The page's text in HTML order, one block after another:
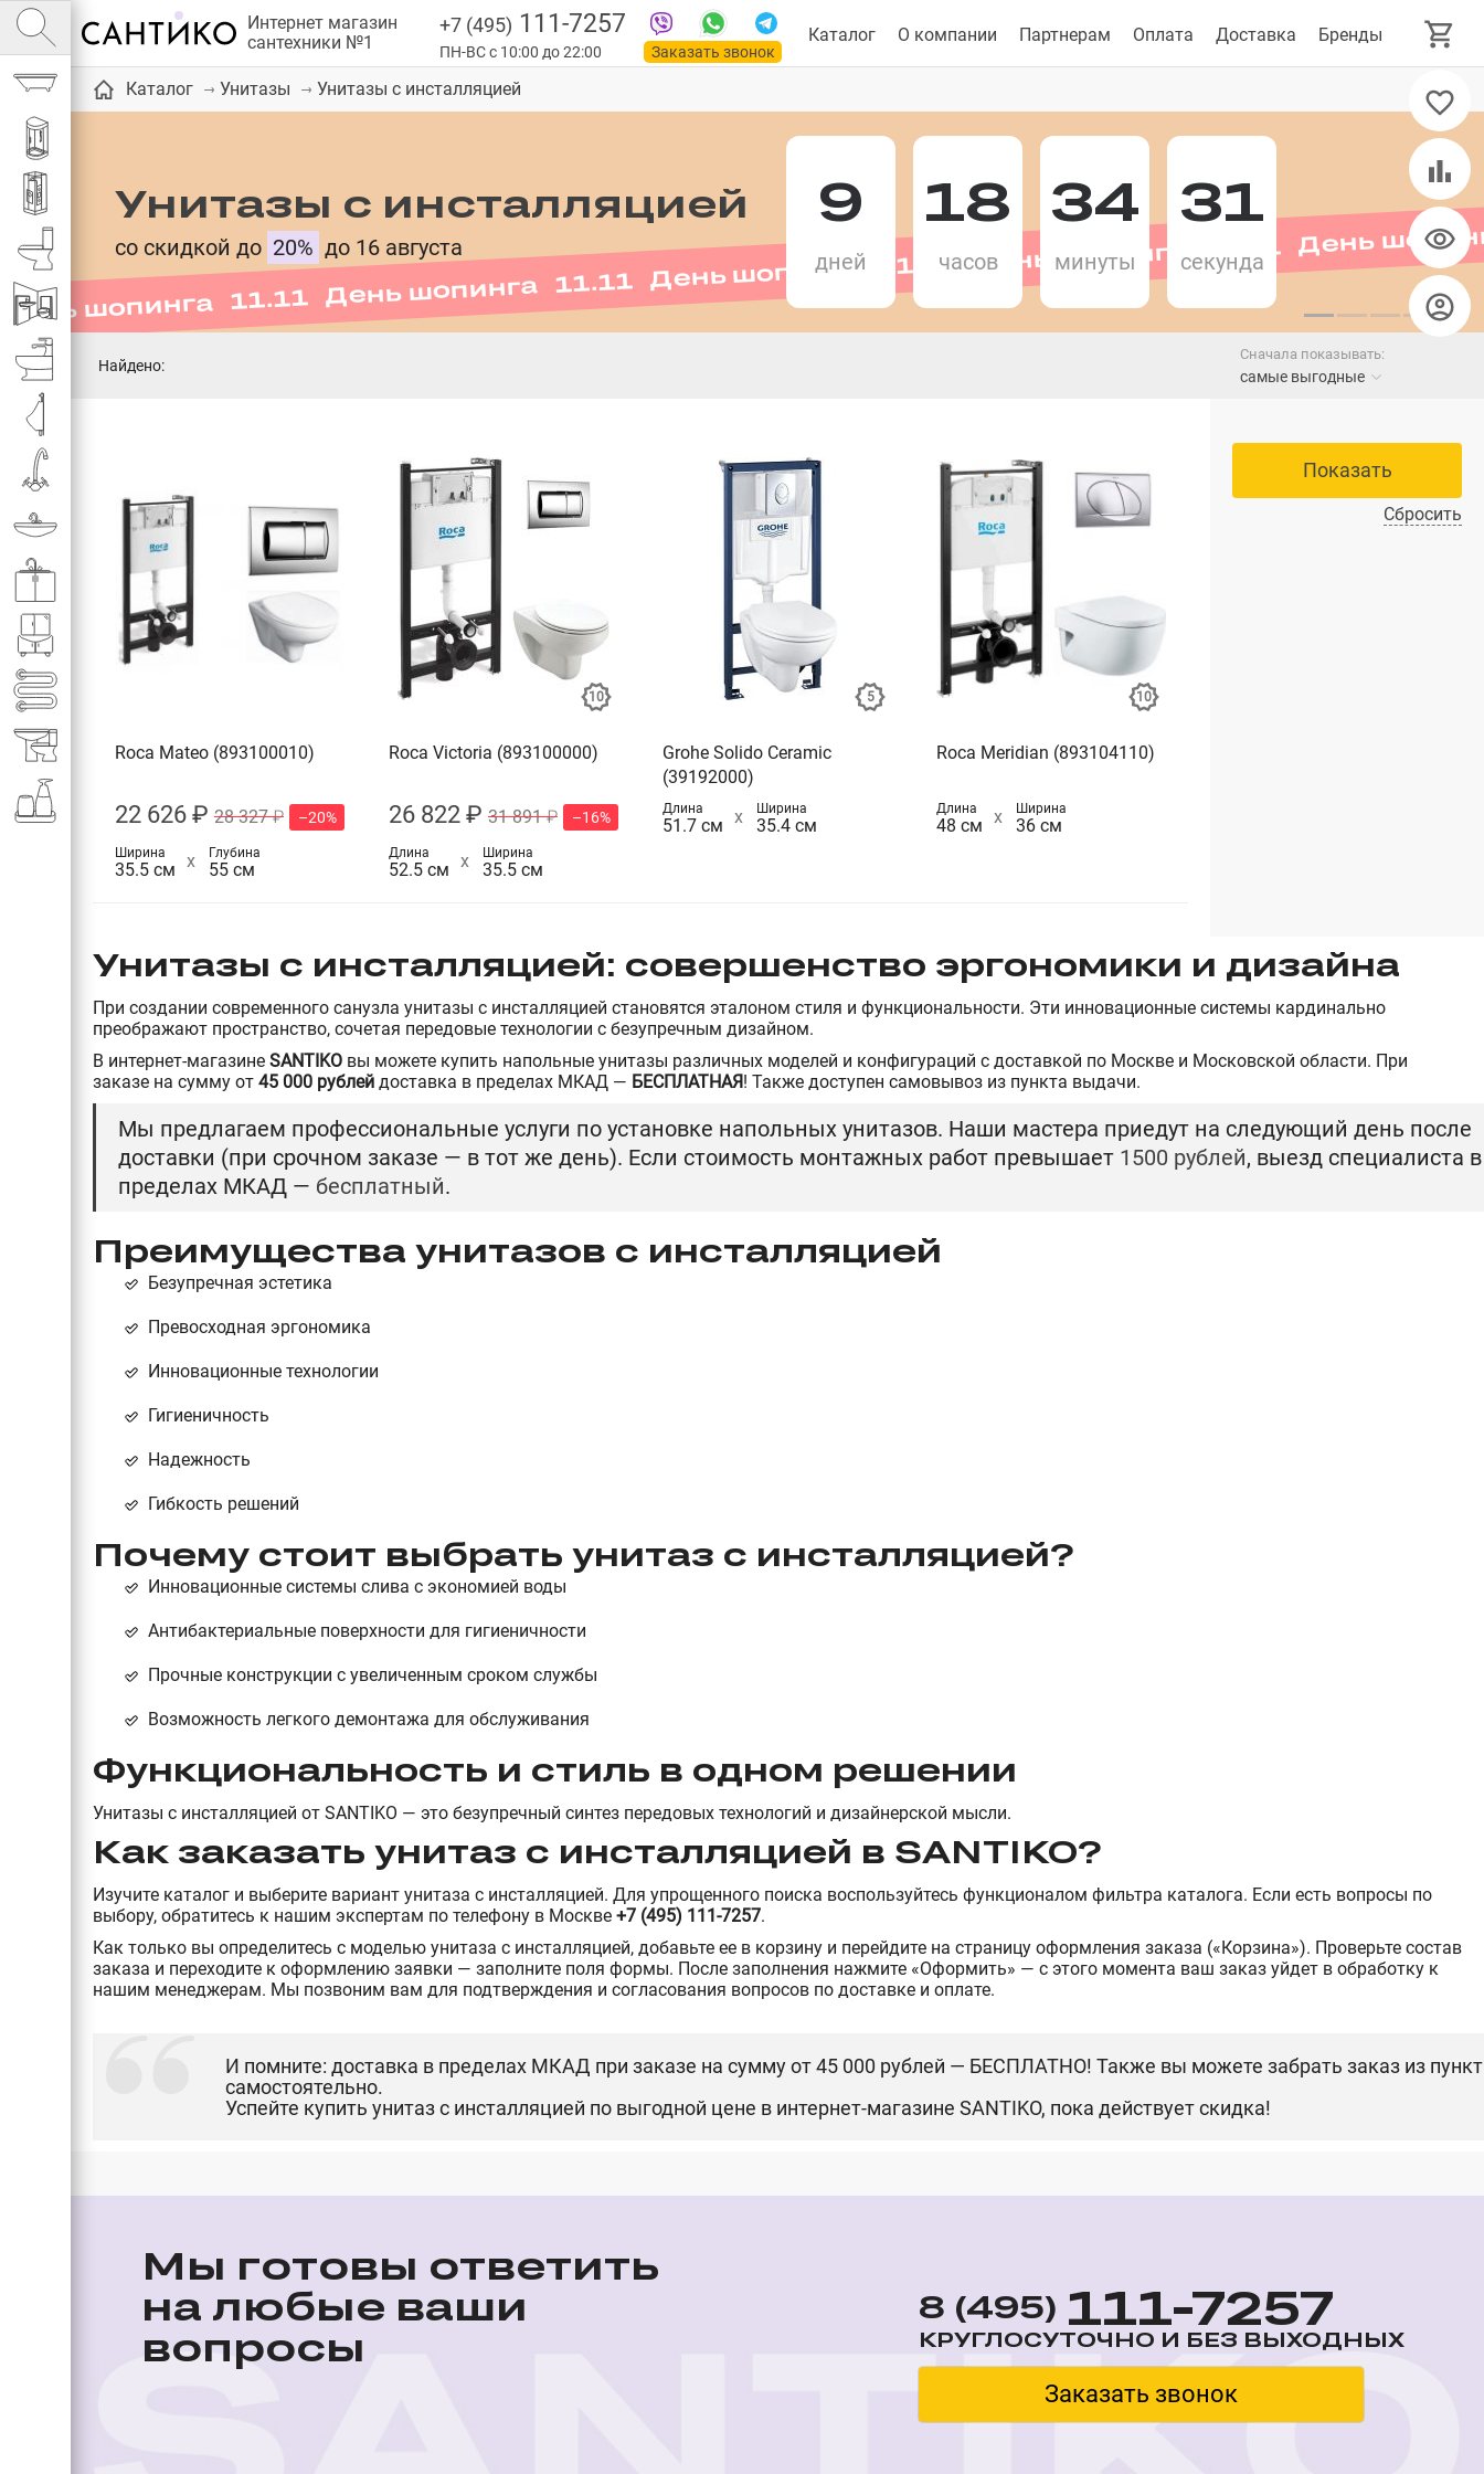
Интернет магазин
сантехники №1
+7 (495) 111-7257
ПН-ВС с 10:00 до 22:00
Заказать звонок
Ванны
Душевые
Унитазы
Инсталляции
Биде
Раковины в ванную комнату
Кухонные мойки
Мебель для ванной комнаты
Элитная сантехника
Аксессуары и комплектующие
Каталог О компании Партнерам Оплата Доставка Бренды
Каталог Унитазы Унитазы с инсталляцией
День шопинга 11.11 День шопинга 11.11 День шопинга 11.11 День шопинга 11.11 День
Унитазы с инсталляцией
со скидкой до 20% до 16 августа
9
дней
18
часов
34
минуты
31
секунда
Сначала показывать:
самые выгодные
Найдено:
Показать
Сбросить
Roca Mateo (893100010)
22 626 ₽ 28 327 ₽ –20%
Ширина
35.5 см
Глубина
55 см
Roca Victoria (893100000)
26 822 ₽ 31 891 ₽ –16%
Длина
52.5 см
Ширина
35.5 см
Grohe Solido Ceramic
(39192000)
Длина
51.7 см
Ширина
35.4 см
Roca Meridian (893104110)
Длина
48 см
Ширина
36 см
Унитазы с инсталляцией: совершенство эргономики и дизайна
При создании современного санузла унитазы с инсталляцией становятся эталоном стиля и функциональности. Эти инновационные системы кардинально
преображают пространство, сочетая передовые технологии с безупречным дизайном.
В интернет-магазине SANTIKO вы можете купить напольные унитазы различных моделей и конфигураций с доставкой по Москве и Московской области. При
заказе на сумму от 45 000 рублей доставка в пределах МКАД — БЕСПЛАТНАЯ! Также доступен самовывоз из пункта выдачи.
Мы предлагаем профессиональные услуги по установке напольных унитазов. Наши мастера приедут на следующий день после
доставки (при срочном заказе — в тот же день). Если стоимость монтажных работ превышает 1500 рублей, выезд специалиста в
пределах МКАД — бесплатный.
Преимущества унитазов с инсталляцией
Безупречная эстетика
Превосходная эргономика
Инновационные технологии
Гигиеничность
Надежность
Гибкость решений
Почему стоит выбрать унитаз с инсталляцией?
Инновационные системы слива с экономией воды
Антибактериальные поверхности для гигиеничности
Прочные конструкции с увеличенным сроком службы
Возможность легкого демонтажа для обслуживания
Функциональность и стиль в одном решении
Унитазы с инсталляцией от SANTIKO — это безупречный синтез передовых технологий и дизайнерской мысли.
Как заказать унитаз с инсталляцией в SANTIKO?
Изучите каталог и выберите вариант унитаза с инсталляцией. Для упрощенного поиска воспользуйтесь функционалом фильтра каталога. Если есть вопросы по
выбору, обратитесь к нашим экспертам по телефону в Москве +7 (495) 111-7257.
Как только вы определитесь с моделью унитаза с инсталляцией, добавьте ее в корзину и перейдите на страницу оформления заказа («Корзина»). Проверьте состав
заказа и переходите к оформлению заявки — заполните поля формы. После заполнения нажмите «Оформить» — с этого момента ваш заказ уйдет в обработку к
нашим менеджерам. Мы позвоним вам для подтверждения и согласования вопросов по доставке и оплате.
И помните: доставка в пределах МКАД при заказе на сумму от 45 000 рублей — БЕСПЛАТНО! Также вы можете забрать заказ из
самостоятельно.
Успейте купить унитаз с инсталляцией по выгодной цене в интернет-магазине SANTIKO, пока действует скидка!
Мы готовы ответить
на любые ваши
вопросы
8 (495) 111-7257
КРУГЛОСУТОЧНО И БЕЗ ВЫХОДНЫХ
Заказать звонок